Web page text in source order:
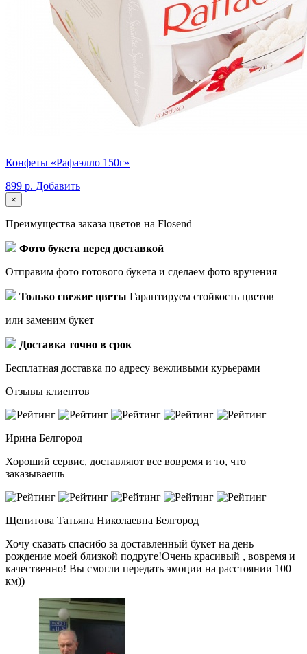
Конфеты «Рафаэлло 150г»
899 р. Добавить
×
Преимущества заказа цветов на Flosend
Фото букета перед доставкой
Отправим фото готового букета и сделаем фото вручения
Только свежие цветы Гарантируем стойкость цветов
или заменим букет
Доставка точно в срок
Бесплатная доставка по адресу вежливыми курьерами
Отзывы клиентов
Ирина Белгород
Хороший сервис, доставляют все вовремя и то, что
заказываешь
Щепитова Татьяна Николаевна Белгород
Хочу сказать спасибо за доставленный букет на день
рождение моей близкой подруге!Очень красивый , вовремя и
качественно! Вы смогли передать эмоции на расстоянии 100
км))